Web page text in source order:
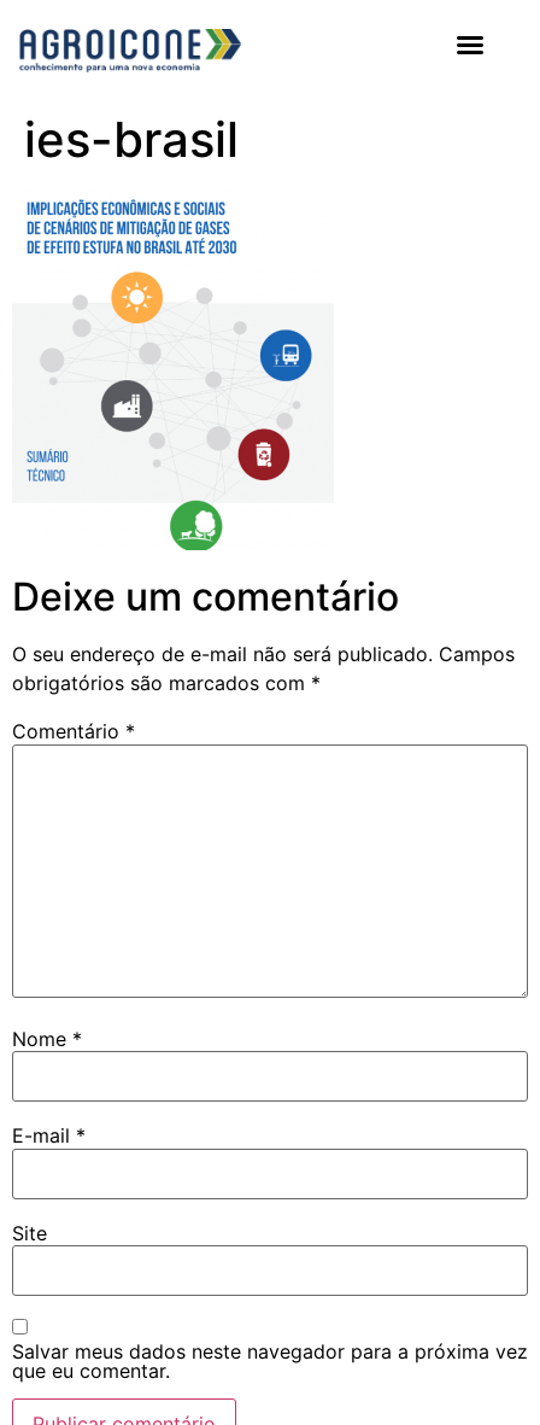
ies-brasil
Deixe um comentário
O seu endereço de e-mail não será publicado. Campos
obrigatórios são marcados com *
Comentário *
Nome *
E-mail *
Site
Salvar meus dados neste navegador para a próxima vez
que eu comentar.